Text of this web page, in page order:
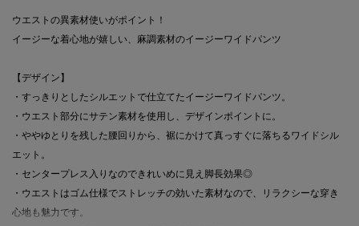
ウエストの異素材使いがポイント！
イージーな着心地が嬉しい、麻調素材のイージーワイドパンツ
【デザイン】
・すっきりとしたシルエットで仕立てたイージーワイドパンツ。
・ウエスト部分にサテン素材を使用し、デザインポイントに。
・ややゆとりを残した腰回りから、裾にかけて真っすぐに落ちるワイドシル
エット。
・センタープレス入りなのできれいめに見え脚長効果◎
・ウエストはゴム仕様でストレッチの効いた素材なので、リラクシーな穿き
心地も魅力です。